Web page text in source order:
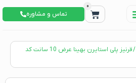
0
تماس و مشاوره
/ قرنیز پلی استایرن بهینا عرض 10 سانت کد